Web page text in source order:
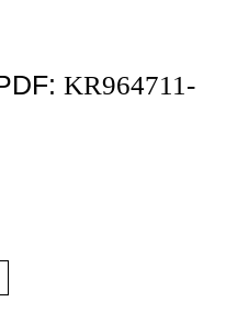
KR964711-